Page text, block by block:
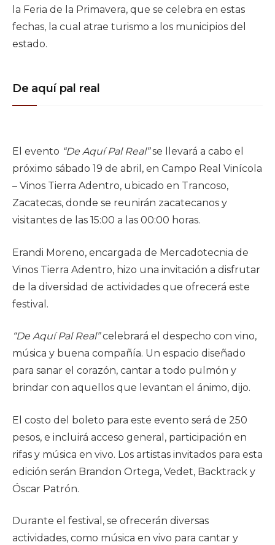
la Feria de la Primavera, que se celebra en estas
fechas, la cual atrae turismo a los municipios del
estado.
De aquí pal real
El evento “De Aquí Pal Real”se llevará a cabo el
próximo sábado 19 de abril, en Campo Real Vinícola
– Vinos Tierra Adentro, ubicado en Trancoso,
Zacatecas, donde se reunirán zacatecanos y
visitantes de las 15:00 a las 00:00 horas.
Erandi Moreno, encargada de Mercadotecnia de
Vinos Tierra Adentro, hizo una invitación a disfrutar
de la diversidad de actividades que ofrecerá este
festival.
“De Aquí Pal Real”celebrará el despecho con vino,
música y buena compañía. Un espacio diseñado
para sanar el corazón, cantar a todo pulmón y
brindar con aquellos que levantan el ánimo, dijo.
El costo del boleto para este evento será de 250
pesos, e incluirá acceso general, participación en
rifas y música en vivo. Los artistas invitados para esta
edición serán Brandon Ortega, Vedet, Backtrack y
Óscar Patrón.
Durante el festival, se ofrecerán diversas
actividades, como música en vivo para cantar y